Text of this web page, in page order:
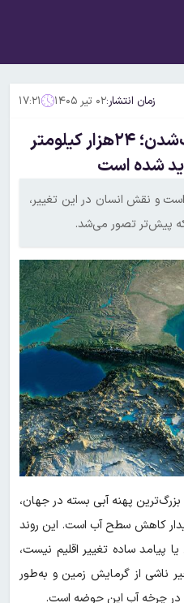
زمان انتشار:۰۲ تیر ۱۴۰۵ ۱۷:۲۱
دریای خزر در حال کوچک‌شدن؛ ۲۴هزار کیلومتر
شده است
و نقش انسان در این تغییر،
که پیش‌تر تصور می‌شد.
بزرگ‌ترین پهنه آبی بسته در جهان،
کاهش سطح آب است. این روند
پیامد ساده تغییر اقلیم نیست،
ناشی از گرمایش زمین و به‌طور
در چرخه آب این حوضه است.